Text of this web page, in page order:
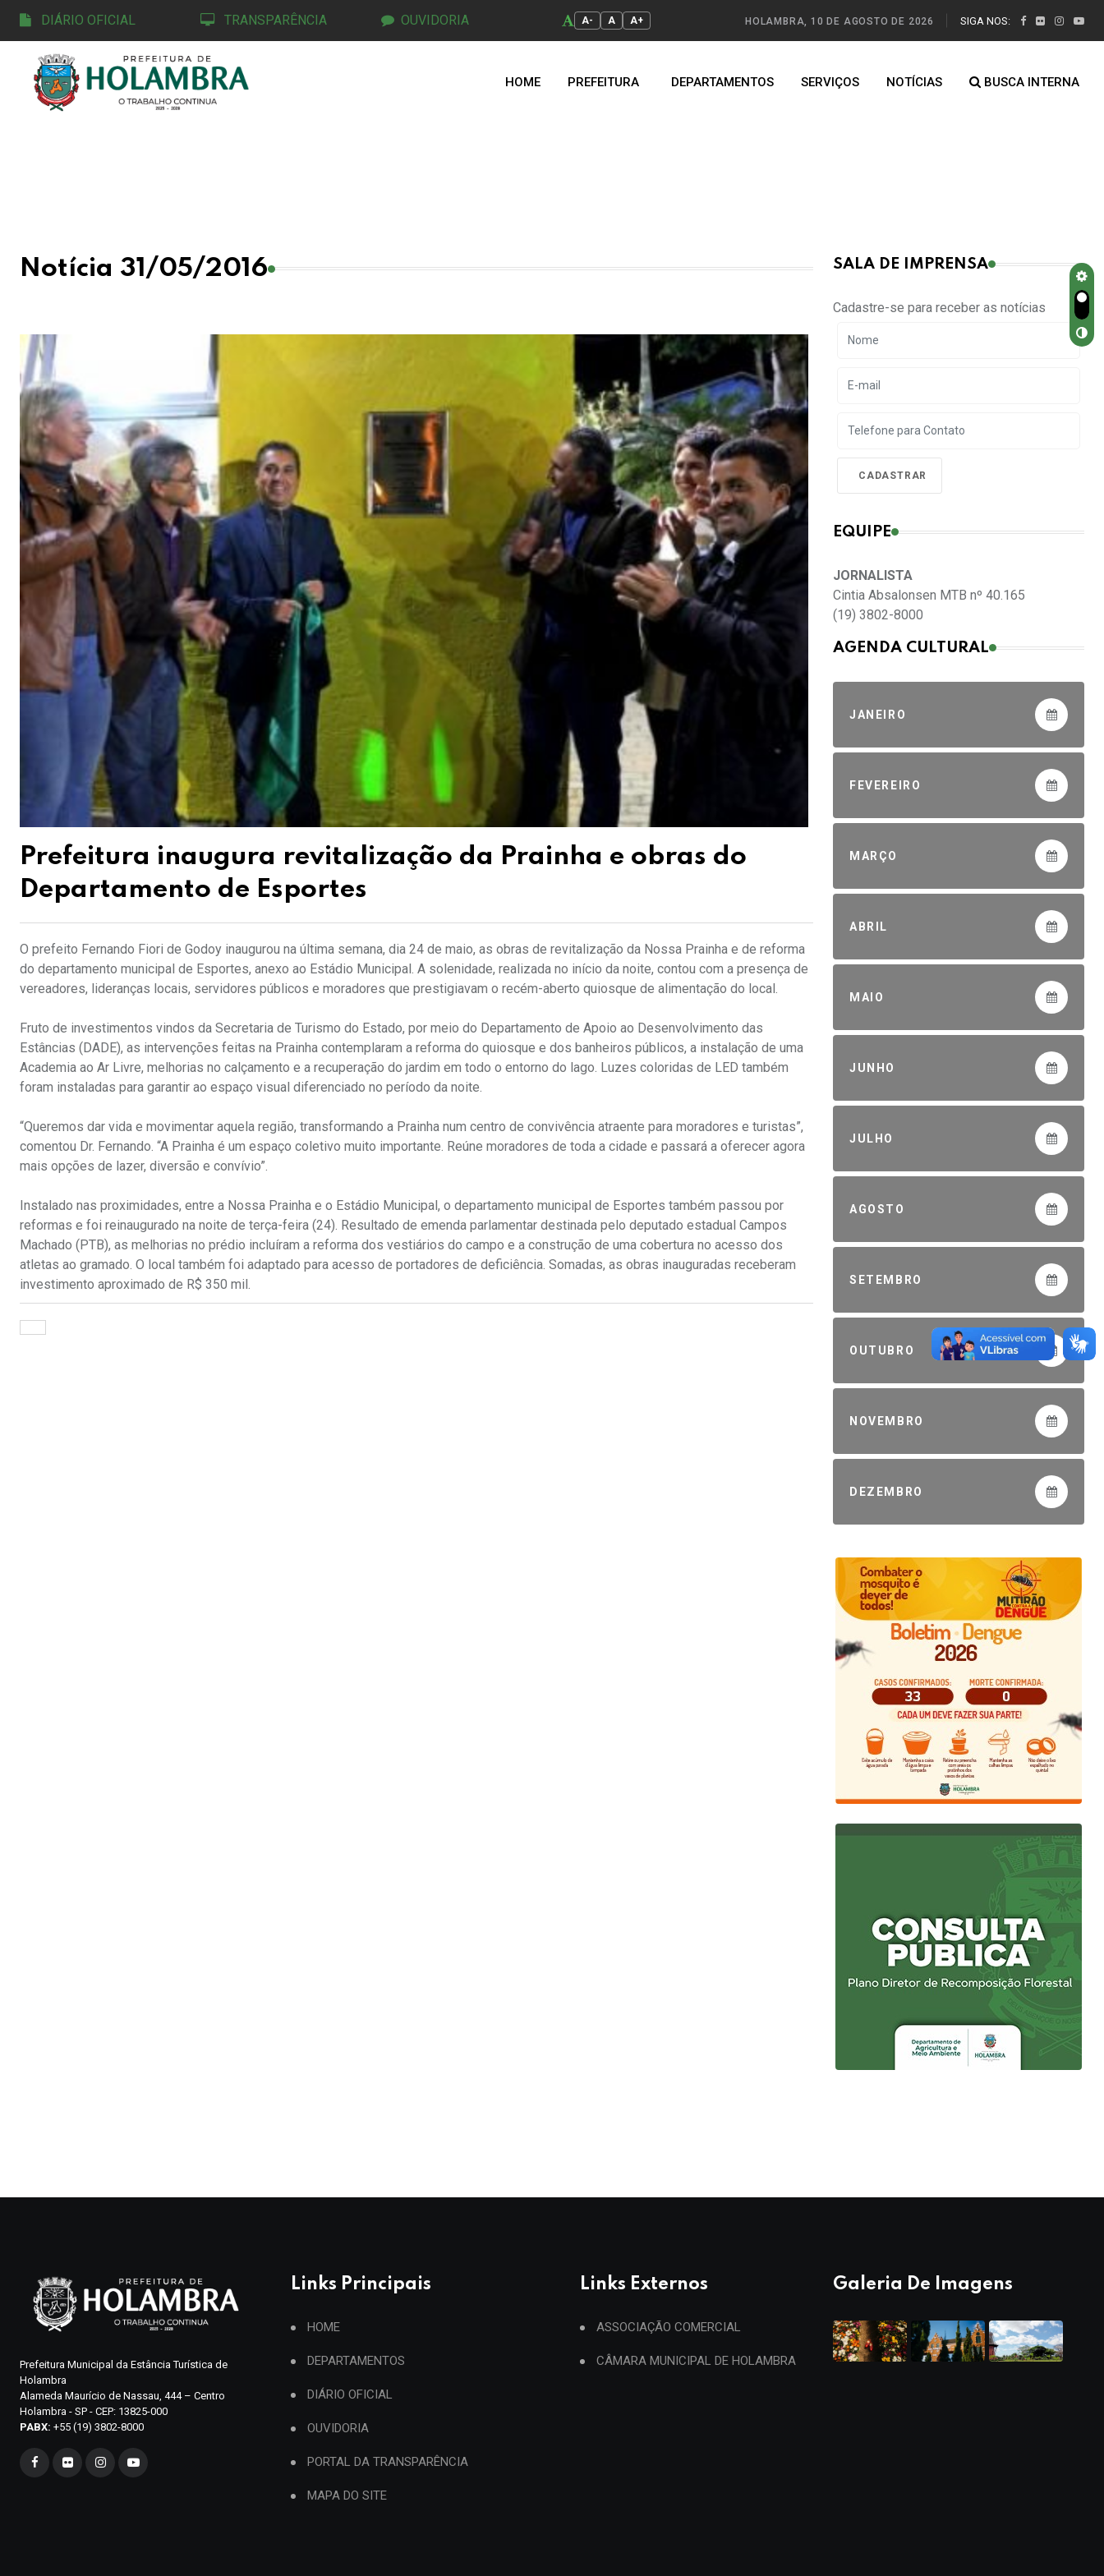
DIÁRIO OFICIAL TRANSPARÊNCIA OUVIDORIA A- A A+ HOLAMBRA, 10 DE AGOSTO DE 2026 SIGA NOS:
HOME PREFEITURA DEPARTAMENTOS SERVIÇOS NOTÍCIAS BUSCA INTERNA
Notícia 31/05/2016
Prefeitura inaugura revitalização da Prainha e obras do
Departamento de Esportes
O prefeito Fernando Fiori de Godoy inaugurou na última semana, dia 24 de maio, as obras de revitalização da Nossa Prainha e de reforma
do departamento municipal de Esportes, anexo ao Estádio Municipal. A solenidade, realizada no início da noite, contou com a presença de
vereadores, lideranças locais, servidores públicos e moradores que prestigiavam o recém-aberto quiosque de alimentação do local.
Fruto de investimentos vindos da Secretaria de Turismo do Estado, por meio do Departamento de Apoio ao Desenvolvimento das
Estâncias (DADE), as intervenções feitas na Prainha contemplaram a reforma do quiosque e dos banheiros públicos, a instalação de uma
Academia ao Ar Livre, melhorias no calçamento e a recuperação do jardim em todo o entorno do lago. Luzes coloridas de LED também
foram instaladas para garantir ao espaço visual diferenciado no período da noite.
“Queremos dar vida e movimentar aquela região, transformando a Prainha num centro de convivência atraente para moradores e turistas”,
comentou Dr. Fernando. “A Prainha é um espaço coletivo muito importante. Reúne moradores de toda a cidade e passará a oferecer agora
mais opções de lazer, diversão e convívio”.
Instalado nas proximidades, entre a Nossa Prainha e o Estádio Municipal, o departamento municipal de Esportes também passou por
reformas e foi reinaugurado na noite de terça-feira (24). Resultado de emenda parlamentar destinada pelo deputado estadual Campos
Machado (PTB), as melhorias no prédio incluíram a reforma dos vestiários do campo e a construção de uma cobertura no acesso dos
atletas ao gramado. O local também foi adaptado para acesso de portadores de deficiência. Somadas, as obras inauguradas receberam
investimento aproximado de R$ 350 mil.
SALA DE IMPRENSA
Cadastre-se para receber as notícias
EQUIPE
JORNALISTA
Cintia Absalonsen MTB nº 40.165
(19) 3802-8000
AGENDA CULTURAL
JANEIRO
FEVEREIRO
MARÇO
ABRIL
MAIO
JUNHO
JULHO
AGOSTO
SETEMBRO
OUTUBRO
NOVEMBRO
DEZEMBRO
Prefeitura Municipal da Estância Turística de
Holambra
Alameda Maurício de Nassau, 444 – Centro
Holambra - SP - CEP: 13825-000
PABX: +55 (19) 3802-8000
Links Principais
HOME
DEPARTAMENTOS
DIÁRIO OFICIAL
OUVIDORIA
PORTAL DA TRANSPARÊNCIA
MAPA DO SITE
Links Externos
ASSOCIAÇÃO COMERCIAL
CÂMARA MUNICIPAL DE HOLAMBRA
Galeria De Imagens